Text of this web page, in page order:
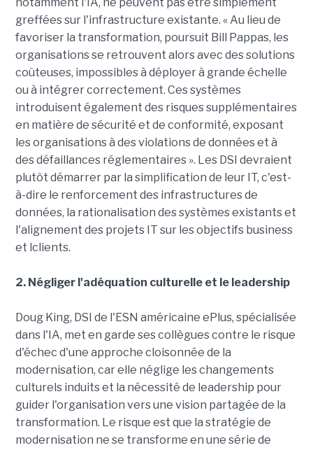
notamment l'IA, ne peuvent pas être simplement
greffées sur l'infrastructure existante. « Au lieu de
favoriser la transformation, poursuit Bill Pappas, les
organisations se retrouvent alors avec des solutions
coûteuses, impossibles à déployer à grande échelle
ou à intégrer correctement. Ces systèmes
introduisent également des risques supplémentaires
en matière de sécurité et de conformité, exposant
les organisations à des violations de données et à
des défaillances réglementaires ». Les DSI devraient
plutôt démarrer par la simplification de leur IT, c'est-
à-dire le renforcement des infrastructures de
données, la rationalisation des systèmes existants et
l'alignement des projets IT sur les objectifs business
et lclients.
2. Négliger l'adéquation culturelle et le leadership
Doug King, DSI de l'ESN américaine ePlus, spécialisée
dans l'IA, met en garde ses collègues contre le risque
d'échec d'une approche cloisonnée de la
modernisation, car elle néglige les changements
culturels induits et la nécessité de leadership pour
guider l'organisation vers une vision partagée de la
transformation. Le risque est que la stratégie de
modernisation ne se transforme en une série de